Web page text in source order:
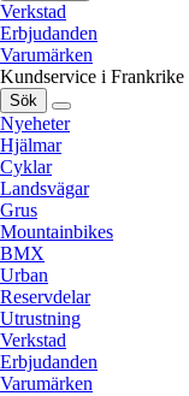
Verkstad
Erbjudanden
Varumärken
Kundservice i Frankrike
Sök
Nyeheter
Hjälmar
Cyklar
Landsvägar
Grus
Mountainbikes
BMX
Urban
Reservdelar
Utrustning
Verkstad
Erbjudanden
Varumärken